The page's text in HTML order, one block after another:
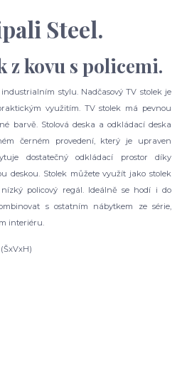
Steel.
z kovu s policemi.
stylu. Nadčasový TV stolek je
využitím. TV stolek má pevnou
barvě. Stolová deska a odkládací deska
černém provedení, který je upraven
dostatečný odkládací prostor díky
deskou. Stolek můžete využít jako stolek
policový regál. Ideálně se hodí i do
s ostatním nábytkem ze série,
interiéru.